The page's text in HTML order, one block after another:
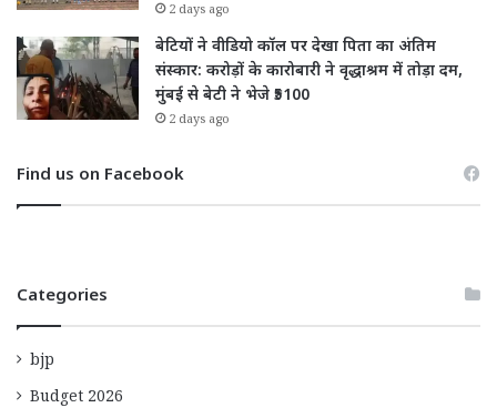
2 days ago
बेटियों ने वीडियो कॉल पर देखा पिता का अंतिम
संस्कार: करोड़ों के कारोबारी ने वृद्धाश्रम में तोड़ा दम,
मुंबई से बेटी ने भेजे ₹5100
2 days ago
Find us on Facebook
Categories
bjp
Budget 2026